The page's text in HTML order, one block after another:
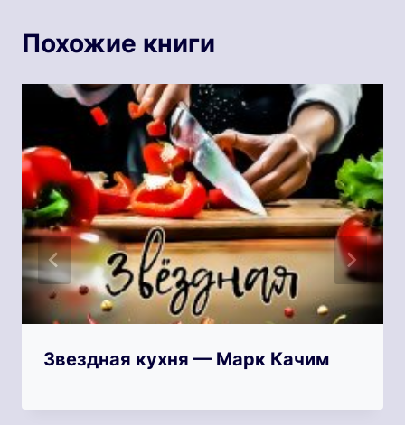
Похожие книги
Звездная кухня — Марк Качим